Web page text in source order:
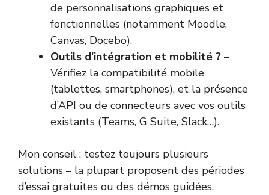
de personnalisations graphiques et
fonctionnelles (notamment Moodle,
Canvas, Docebo).
Outils d’intégration et mobilité ? –
Vérifiez la compatibilité mobile
(tablettes, smartphones), et la présence
d’API ou de connecteurs avec vos outils
existants (Teams, G Suite, Slack…).
Mon conseil : testez toujours plusieurs
solutions – la plupart proposent des périodes
d’essai gratuites ou des démos guidées.